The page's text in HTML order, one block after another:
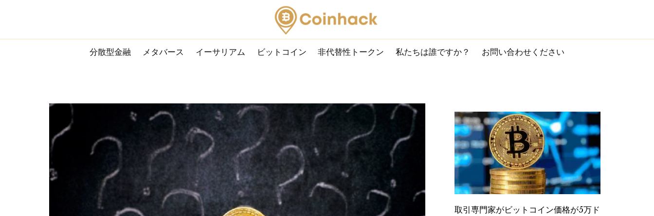
content
分散型金融 メタバース イーサリアム ビットコイン 非代替性トークン 私たちは誰ですか？ お問い合わせください
取引専門家がビットコイン価格が5万ド